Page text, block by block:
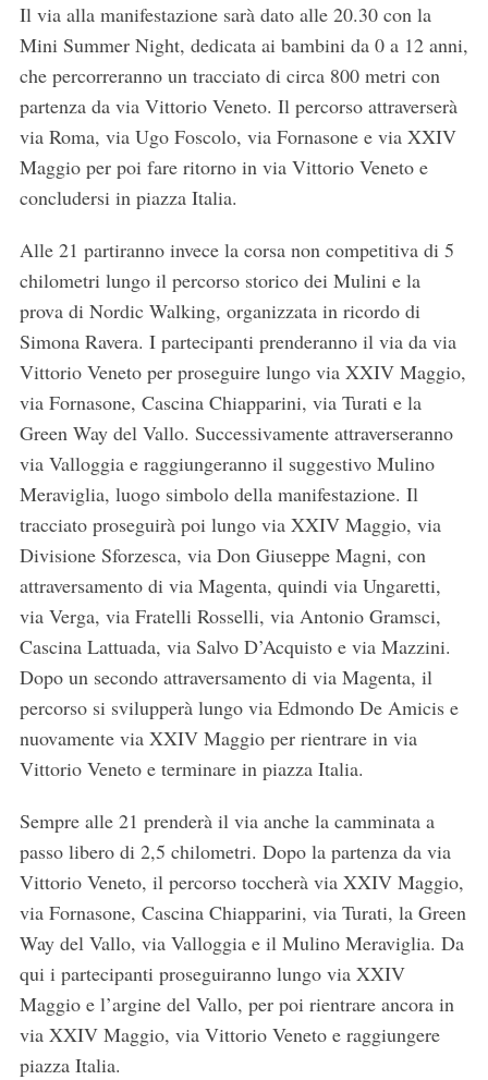
Il via alla manifestazione sarà dato alle 20.30 con la
Mini Summer Night, dedicata ai bambini da 0 a 12 anni,
che percorreranno un tracciato di circa 800 metri con
partenza da via Vittorio Veneto. Il percorso attraverserà
via Roma, via Ugo Foscolo, via Fornasone e via XXIV
Maggio per poi fare ritorno in via Vittorio Veneto e
concludersi in piazza Italia.
Alle 21 partiranno invece la corsa non competitiva di 5
chilometri lungo il percorso storico dei Mulini e la
prova di Nordic Walking, organizzata in ricordo di
Simona Ravera. I partecipanti prenderanno il via da via
Vittorio Veneto per proseguire lungo via XXIV Maggio,
via Fornasone, Cascina Chiapparini, via Turati e la
Green Way del Vallo. Successivamente attraverseranno
via Valloggia e raggiungeranno il suggestivo Mulino
Meraviglia, luogo simbolo della manifestazione. Il
tracciato proseguirà poi lungo via XXIV Maggio, via
Divisione Sforzesca, via Don Giuseppe Magni, con
attraversamento di via Magenta, quindi via Ungaretti,
via Verga, via Fratelli Rosselli, via Antonio Gramsci,
Cascina Lattuada, via Salvo D’Acquisto e via Mazzini.
Dopo un secondo attraversamento di via Magenta, il
percorso si svilupperà lungo via Edmondo De Amicis e
nuovamente via XXIV Maggio per rientrare in via
Vittorio Veneto e terminare in piazza Italia.
Sempre alle 21 prenderà il via anche la camminata a
passo libero di 2,5 chilometri. Dopo la partenza da via
Vittorio Veneto, il percorso toccherà via XXIV Maggio,
via Fornasone, Cascina Chiapparini, via Turati, la Green
Way del Vallo, via Valloggia e il Mulino Meraviglia. Da
qui i partecipanti proseguiranno lungo via XXIV
Maggio e l’argine del Vallo, per poi rientrare ancora in
via XXIV Maggio, via Vittorio Veneto e raggiungere
piazza Italia.